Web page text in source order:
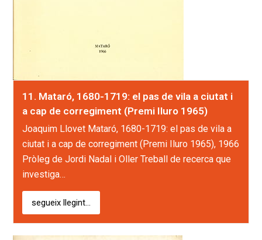
11. Mataró, 1680-1719: el pas de vila a ciutat i
a cap de corregiment (Premi Iluro 1965)
Joaquim Llovet Mataró, 1680-1719: el pas de vila a
ciutat i a cap de corregiment (Premi Iluro 1965), 1966
Pròleg de Jordi Nadal i Oller Treball de recerca que
investiga…
segueix llegint...